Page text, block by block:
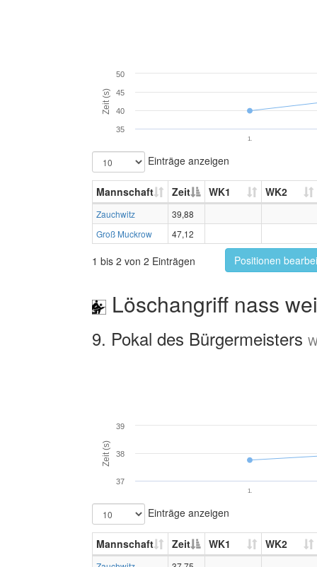
Zeit (s)
1.
40
50
35
45
Einträge anzeigen
Mannschaft Zeit WK1 WK2
Zauchwitz
39,88
Groß Muckrow
47,12
1 bis 2 von 2 Einträgen Positionen
Löschangriff nass
9. Pokal des Bürgermeisters
Zeit (s)
1.
37
38
39
Einträge anzeigen
Mannschaft Zeit WK1 WK2